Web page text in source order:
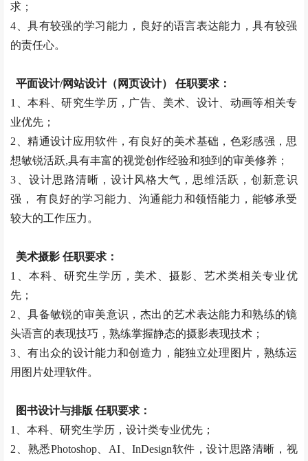
求；
4、具有较强的学习能力，良好的语言表达能力，具有较强
的责任心。
平面设计/网站设计（网页设计） 任职要求：
1、本科、研究生学历，广告、美术、设计、动画等相关专
业优先；
2、精通设计应用软件，有良好的美术基础，色彩感强，思
想敏锐活跃,具有丰富的视觉创作经验和独到的审美修养；
3、设计思路清晰，设计风格大气，思维活跃，创新意识
强， 有良好的学习能力、沟通能力和领悟能力，能够承受
较大的工作压力。
美术摄影 任职要求：
1、本科、研究生学历，美术、摄影、艺术类相关专业优
先；
2、具备敏锐的审美意识，杰出的艺术表达能力和熟练的镜
头语言的表现技巧，熟练掌握静态的摄影表现技术；
3、有出众的设计能力和创造力，能独立处理图片，熟练运
用图片处理软件。
图书设计与排版 任职要求：
1、本科、研究生学历，设计类专业优先；
2、熟悉Photoshop、AI、InDesign软件，设计思路清晰，视